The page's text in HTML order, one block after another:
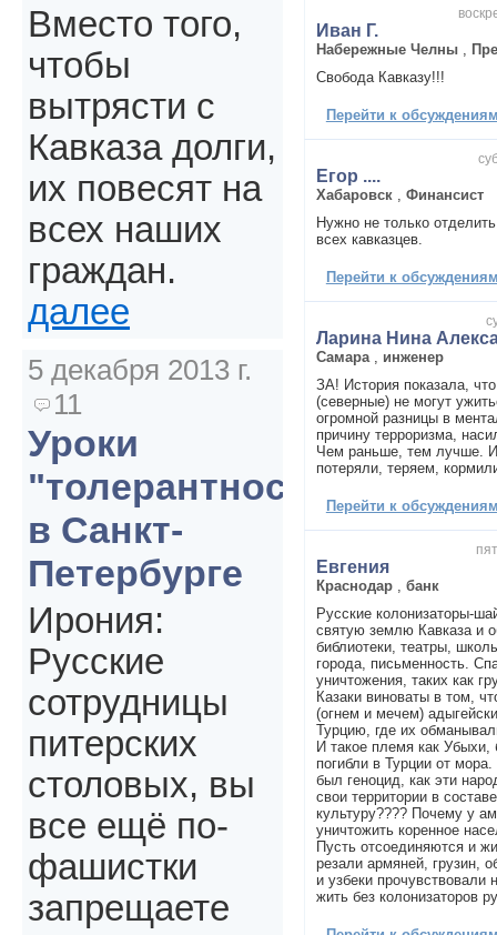
Иван Г.
Набережные Челны
Свобода Кавказу!!!
Перейти к
Егор ....
Хабаровск
Финансист
Нужно не только
всех кавказцев.
Перейти к
Ларина Нина
Самара
инженер
ЗА! История показала,
(северные) не могут
огромной разницы в
причину терроризма,
Чем раньше, тем лучше.
потеряли, теряем,
Перейти к
Евгения
Краснодар
банк
Русские колонизаторы-
святую землю Кавказа и
библиотеки, театры,
города, письменность.
уничтожения, таких как
Казаки виноваты в том,
(огнем и мечем)
Турцию, где их
И такое племя как
погибли в Турции от
был геноцид, как эти
свои территории в
культуру???? Почему у
уничтожить коренное
Пусть отсоединяются и
резали армяней, грузин,
и узбеки прочувствовали
жить без колонизаторов
Вместо того,
чтобы
вытрясти с
Кавказа долги,
их повесят на
всех наших
граждан.
далее
5 декабря 2013 г.
11
Уроки
"толерантности"
в Санкт-
Петербурге
Ирония:
Русские
сотрудницы
питерских
столовых, вы
все ещё по-
фашистки
запрещаете